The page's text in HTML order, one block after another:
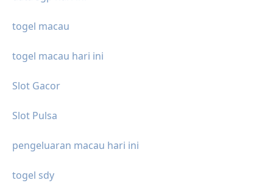
togel macau
togel macau hari ini
Slot Gacor
Slot Pulsa
pengeluaran macau hari ini
togel sdy